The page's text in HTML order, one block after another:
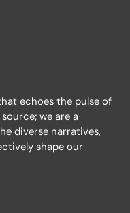
echoes the pulse of
we are a
diverse narratives,
shape our